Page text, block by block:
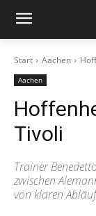
Start Aachen
Aachen
Tivoli
Trainer
zwischen
von klaren